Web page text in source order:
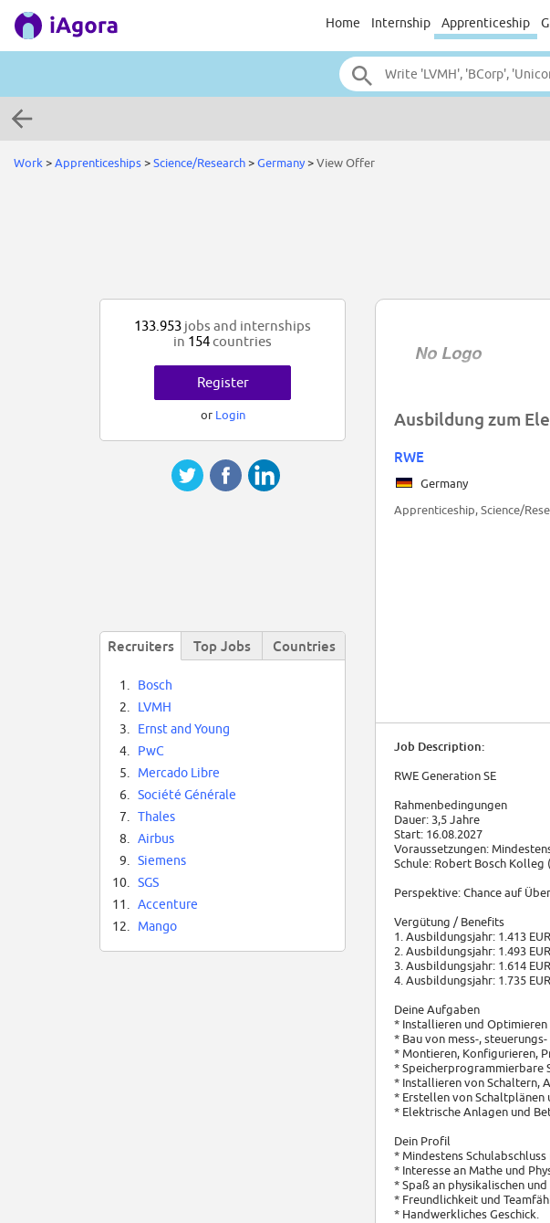
Home Internship Apprenticeship
Work >Apprenticeships>Science/Research>Germany>View Offer
Ausbildung zum
RWE
Germany
Apprenticeship, Science/
Job Description:
RWE Generation SE
Rahmenbedingungen
Dauer: 3,5 Jahre
Start: 16.08.2027
Voraussetzungen:
Schule: Robert Bosch Kolleg
Perspektive: Chance auf
Vergütung / Benefits
1. Ausbildungsjahr: 1.413 EUR
2. Ausbildungsjahr: 1.493 EUR
3. Ausbildungsjahr: 1.614 EUR
4. Ausbildungsjahr: 1.735 EUR
Deine Aufgaben
* Installieren und
* Bau von mess-,
* Montieren, Konfigurieren,
* Speicherprogrammierbare
* Installieren von Schaltern,
* Erstellen von Schaltplänen
* Elektrische Anlagen und
Dein Profil
* Mindestens Schulabschluss
* Interesse an Mathe und
* Spaß an physikalischen
* Freundlichkeit und
* Handwerkliches Geschick.
133.953 jobs and internships
in 154countries
Register
or Login
Recruiters Top Jobs Countries
1.
Bosch
2.
LVMH
3.
Ernst and Young
4.
PwC
5.
Mercado Libre
6.
Société Générale
7.
Thales
8.
Airbus
9.
Siemens
10.
SGS
11.
Accenture
12.
Mango